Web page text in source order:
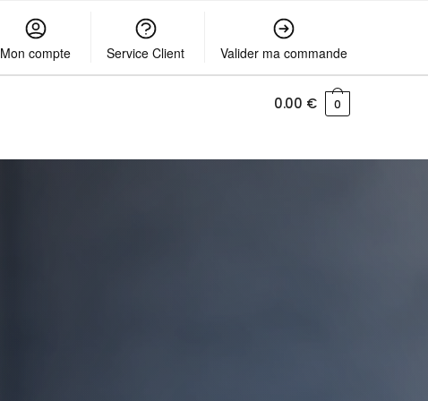
Mon compte Service Client Valider ma commande
0.00 € 0